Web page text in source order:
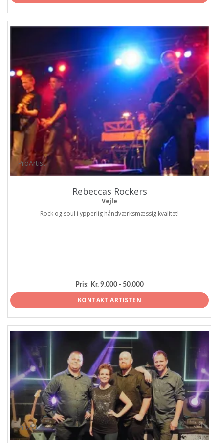
ProArtist
Rebeccas Rockers
Vejle
Rock og soul i ypperlig håndværksmæssig kvalitet!
Pris: Kr. 9.000 - 50.000
KONTAKT ARTISTEN
ProArtist